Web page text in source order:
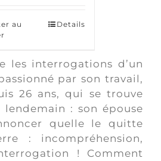
au
Details
les interrogations d’un
par son travail,
26 ans, qui se trouve
: son épouse
quelle le quitte
: incompréhension,
! Comment